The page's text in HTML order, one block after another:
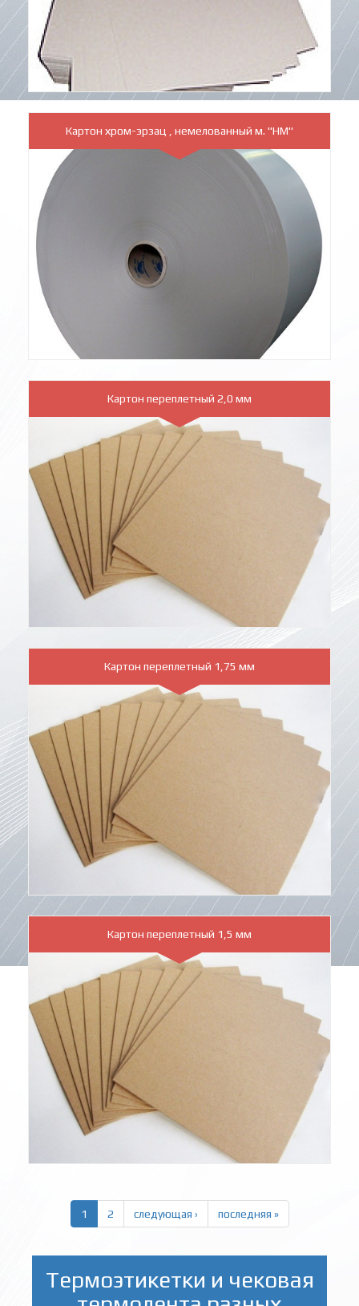
Картон хром-эрзац , немелованный м. "НМ"
Картон переплетный 2,0 мм
Картон переплетный 1,75 мм
Картон переплетный 1,5 мм
1 2 следующая › последняя »
Термоэтикетки и чековая